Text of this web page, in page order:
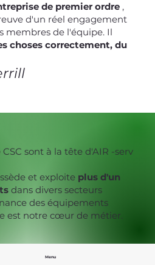
de premier ordre,
d'un réel engagement
membres de l'équipe. Il
choses correctement, du
sont à la tête d'AIR -serv
et exploite plus d'un
dans divers secteurs
des équipements
est notre cœur de métier.
Menu